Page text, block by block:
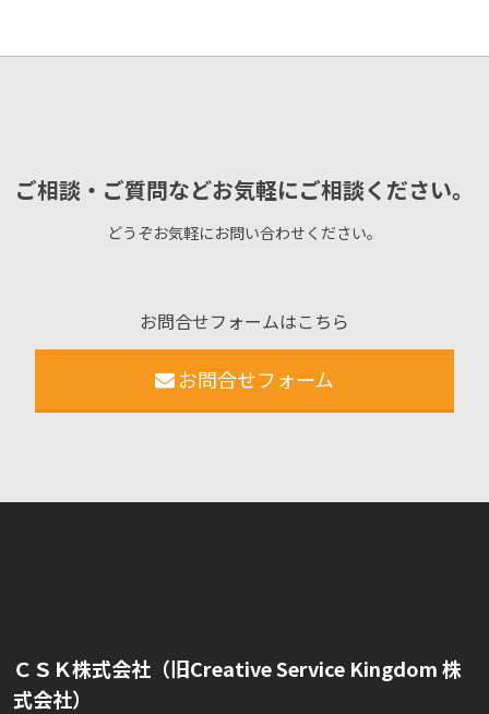
ご相談・ご質問などお気軽にご相談ください。
どうぞお気軽にお問い合わせください。
お問合せフォームはこちら
お問合せフォーム
ＣＳＫ株式会社（旧Creative Service Kingdom 株
式会社）